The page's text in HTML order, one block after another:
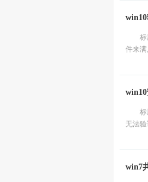
标
件来
无法
win7